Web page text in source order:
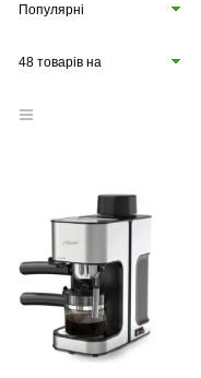
Популярні
48 товарів на